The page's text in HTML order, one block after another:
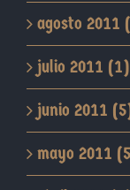
agosto 2011
julio 2011 (1)
junio 2011
mayo 2011